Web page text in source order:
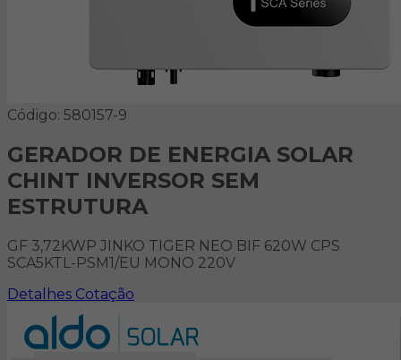
Código: 580157-9
GERADOR DE ENERGIA SOLAR
CHINT INVERSOR SEM
ESTRUTURA
GF 3,72KWP JINKO TIGER NEO BIF 620W CPS
SCA5KTL-PSM1/EU MONO 220V
Detalhes Cotação